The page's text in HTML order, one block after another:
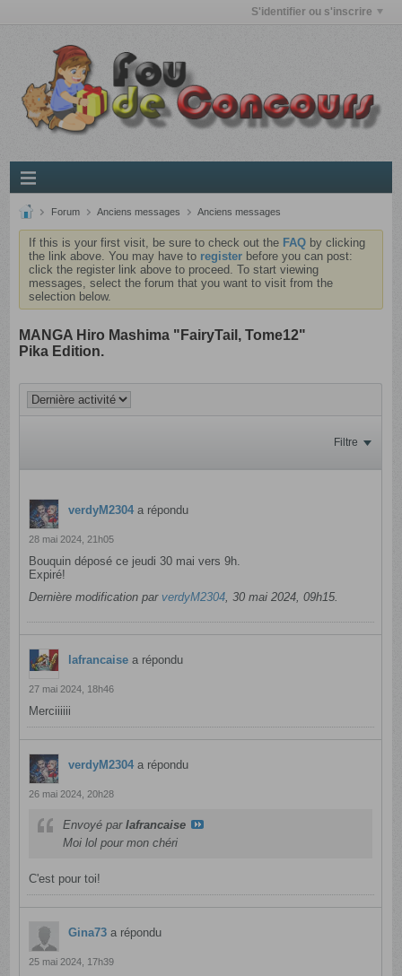
S'identifier ou s'inscrire
Forum Anciens messages Anciens messages
If this is your first visit, be sure to check out the FAQ by clicking
the link above. You may have to register before you can post:
click the register link above to proceed. To start viewing
messages, select the forum that you want to visit from the
selection below.
MANGA Hiro Mashima "FairyTail, Tome12"
Pika Edition.
Filtre
verdyM2304 a répondu
28 mai 2024, 21h05
Bouquin déposé ce jeudi 30 mai vers 9h.
Expiré!
Dernière modification par verdyM2304,30 mai 2024, 09h15.
lafrancaise a répondu
27 mai 2024, 18h46
Merciiiiii
verdyM2304 a répondu
26 mai 2024, 20h28
Envoyé parlafrancaise
Moi lol pour mon chéri
C'est pour toi!
Gina73 a répondu
25 mai 2024, 17h39